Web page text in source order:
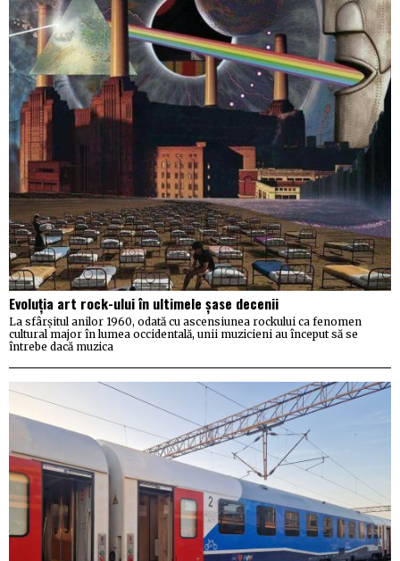
Evoluția art rock-ului în ultimele șase decenii
La sfârșitul anilor 1960, odată cu ascensiunea rockului ca fenomen
cultural major în lumea occidentală, unii muzicieni au început să se
întrebe dacă muzica